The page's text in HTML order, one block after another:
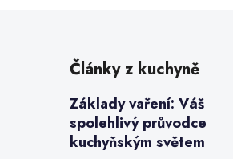
Články z kuchyně
Základy vaření: Váš
spolehlivý průvodce
kuchyňským světem